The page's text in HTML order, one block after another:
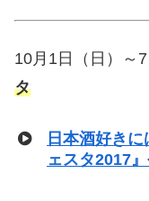
10月1日（日）～7
タ
日本酒好き
ェスタ2017